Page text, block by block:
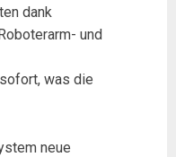
dank
und
was die
neue